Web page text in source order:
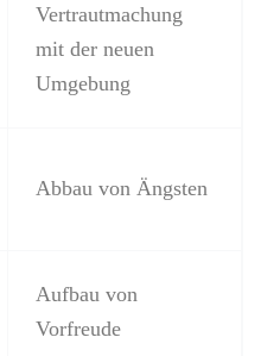
Vertrautmachung
mit der neuen
Umgebung
Abbau von Ängsten
Aufbau von
Vorfreude